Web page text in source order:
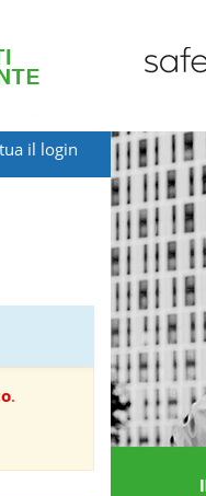
il login
.